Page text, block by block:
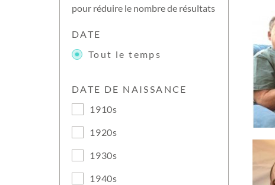
pour réduire le nombre de résultats
DATE
Tout le temps
DATE DE NAISSANCE
1910s
1920s
1930s
1940s